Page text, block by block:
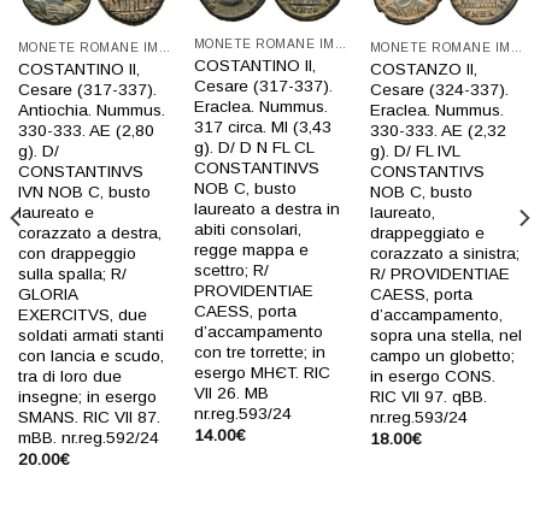
Aggiungi
a lista
dei
MONETE ROMANE IMPERIALI
COSTANTINO II,
Cesare (317-337).
Antiochia. Nummus.
330-333. AE (2,80
g). D/
CONSTANTINVS
IVN NOB C, busto
laureato e
corazzato a destra,
con drappeggio
sulla spalla; R/
GLORIA
EXERCITVS, due
soldati armati stanti
con lancia e scudo,
tra di loro due
insegne; in esergo
SMANS. RIC VII 87.
mBB. nr.reg.592/24
20.00€
Aggiungi
a lista
dei
desideri
COSTANTINO II,
Cesare (317-337).
Eraclea. Nummus.
317 circa. MI (3,43
g). D/ D N FL CL
CONSTANTINVS
NOB C, busto
laureato a destra in
abiti consolari,
regge mappa e
scettro; R/
PROVIDENTIAE
CAESS, porta
d’accampamento
con tre torrette; in
esergo MHЄT. RIC
VII 26. MB
nr.reg.593/24
14.00€
Aggiungi
a lista
dei
COSTANZO II,
Cesare (324-337).
Eraclea. Nummus.
330-333. AE (2,32
g). D/ FL IVL
CONSTANTIVS
NOB C, busto
laureato,
drappeggiato e
corazzato a sinistra;
R/ PROVIDENTIAE
CAESS, porta
d’accampamento,
sopra una stella, nel
campo un globetto;
in esergo CONS.
RIC VII 97. qBB.
nr.reg.593/24
18.00€